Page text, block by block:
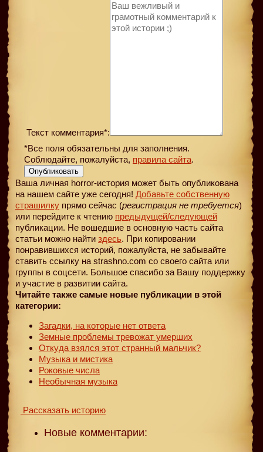
Текст комментария*:
*Все поля обязательны для заполнения.
Соблюдайте, пожалуйста, правила сайта.
Опубликовать
Ваша личная horror-история может быть опубликована
на нашем сайте уже сегодня! Добавьте собственную
страшилку прямо сейчас (регистрация не требуется)
или перейдите к чтению предыдущей/следующей
публикации. Не вошедшие в основную часть сайта
статьи можно найти здесь. При копировании
понравившихся историй, пожалуйста, не забывайте
ставить ссылку на strashno.com со своего сайта или
группы в соцсети. Большое спасибо за Вашу поддержку
и участие в развитии сайта.
Читайте также самые новые публикации в этой
категории:
Загадки, на которые нет ответа
Земные проблемы тревожат умерших
Откуда взялся этот странный мальчик?
Музыка и мистика
Роковые числа
Необычная музыка
Рассказать историю
Новые комментарии: